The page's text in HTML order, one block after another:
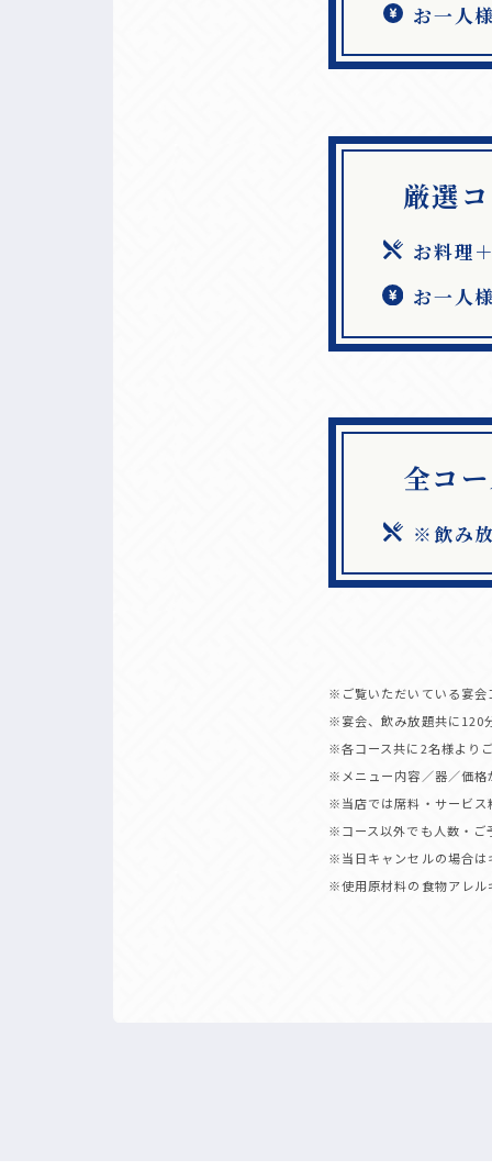
お一人
厳選
お料理
お一人
全コ
※飲み
※ご覧いただいている宴会
※宴会、飲み放題共に120
※各コース共に2名様より
※メニュー内容／器／価格
※当店では席料・サービス
※コース以外でも人数・ご
※当日キャンセルの場合は
※使用原材料の食物アレル